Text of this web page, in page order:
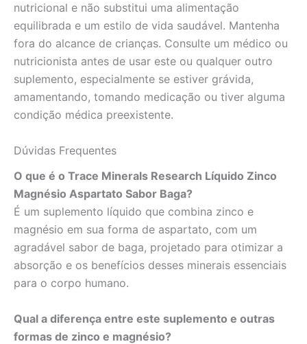
nutricional e não substitui uma alimentação
equilibrada e um estilo de vida saudável. Mantenha
fora do alcance de crianças. Consulte um médico ou
nutricionista antes de usar este ou qualquer outro
suplemento, especialmente se estiver grávida,
amamentando, tomando medicação ou tiver alguma
condição médica preexistente.
Dúvidas Frequentes
O que é o Trace Minerals Research Líquido Zinco
Magnésio Aspartato Sabor Baga?
É um suplemento líquido que combina zinco e
magnésio em sua forma de aspartato, com um
agradável sabor de baga, projetado para otimizar a
absorção e os benefícios desses minerais essenciais
para o corpo humano.
Qual a diferença entre este suplemento e outras
formas de zinco e magnésio?